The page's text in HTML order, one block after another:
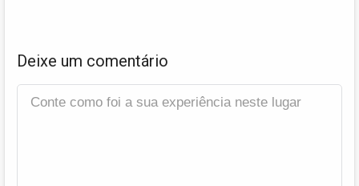
Deixe um comentário